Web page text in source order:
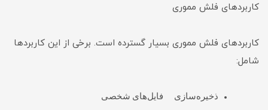
کاربردهای فلش مموری
کاربردهای فلش مموری بسیار گسترده است. برخی از این کاربردها
شامل:
ذخیره‌سازی فایل‌های شخصی